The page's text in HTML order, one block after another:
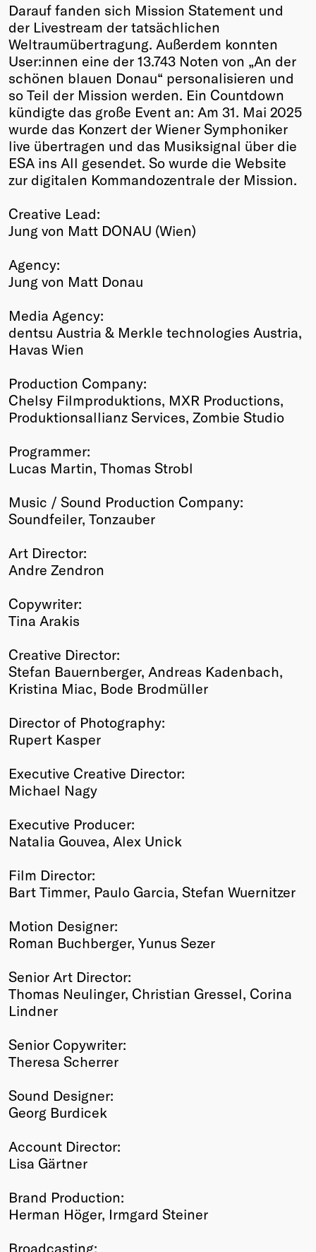
Darauf fanden sich Mission Statement und
der Livestream der tatsächlichen
Weltraumübertragung. Außerdem konnten
User:innen eine der 13.743 Noten von „An der
schönen blauen Donau“ personalisieren und
so Teil der Mission werden. Ein Countdown
kündigte das große Event an: Am 31. Mai 2025
wurde das Konzert der Wiener Symphoniker
live übertragen und das Musiksignal über die
ESA ins All gesendet. So wurde die Website
zur digitalen Kommandozentrale der Mission.
Creative Lead:
Jung von Matt DONAU (Wien)
Agency:
Jung von Matt Donau
Media Agency:
dentsu Austria & Merkle technologies Austria,
Havas Wien
Production Company:
Chelsy Filmproduktions, MXR Productions,
Produktionsallianz Services, Zombie Studio
Programmer:
Lucas Martin, Thomas Strobl
Music / Sound Production Company:
Soundfeiler, Tonzauber
Art Director:
Andre Zendron
Copywriter:
Tina Arakis
Creative Director:
Stefan Bauernberger, Andreas Kadenbach,
Kristina Miac, Bode Brodmüller
Director of Photography:
Rupert Kasper
Executive Creative Director:
Michael Nagy
Executive Producer:
Natalia Gouvea, Alex Unick
Film Director:
Bart Timmer, Paulo Garcia, Stefan Wuernitzer
Motion Designer:
Roman Buchberger, Yunus Sezer
Senior Art Director:
Thomas Neulinger, Christian Gressel, Corina
Lindner
Senior Copywriter:
Theresa Scherrer
Sound Designer:
Georg Burdicek
Account Director:
Lisa Gärtner
Brand Production:
Herman Höger, Irmgard Steiner
Broadcasting: